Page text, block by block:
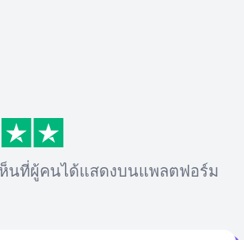
นที่ผู้คนได้แสดงบนแพลตฟอร์ม